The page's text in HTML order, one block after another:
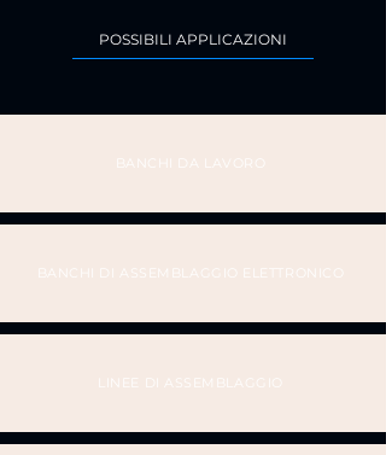
POSSIBILI APPLICAZIONI
BANCHI DI ASSEMBLAGGIO ELETTRONICO
LINEE DI ASSEMBLAGGIO